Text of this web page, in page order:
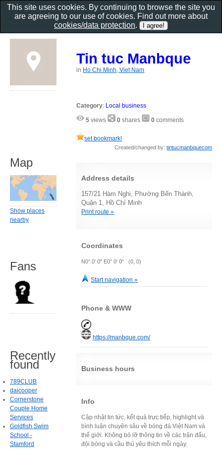
Tin tuc Manbque
in Ho Chi Minh, Viet Nam
Category: Local business
5 views 0 shares 0 comments
set bookmark!
Created/changed by: tintucmanbquecom
Address details
157/21 Hàm Nghi, Phường Bến Thành,
Quận 1, Hồ Chí Minh
Print route »
Coordinates
N0° 0' 0" E0° 0' 0" (0, 0)
Start navigation »
Phone & WWW
https://manbque.com/
Business hours
Info
Cập nhật tin tức, kết quả trực tiếp, highlight và
bình luận chuyên sâu về bóng đá Việt Nam và
thế giới. Không bỏ lỡ thông tin về các trận đấu,
đội bóng và cầu thủ yêu thích mỗi ngày.
Map
Show places
nearby
Fans
Recently
found
789CLUB
daicooper
Cornerstone
Couple Home
Services
Goldfish Swim
School -
Stamford
This site uses cookies. By continuing to browse the site you
are agreeing to our use of cookies. Find out more about
cookies/data protection.